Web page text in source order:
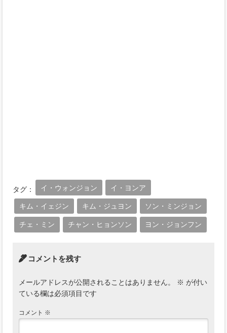
タグ： イ・ウォンジョン イ・ヨンア
キム・イェジン キム・ジュヨン ソン・ミンジョン
チェ・ミン チャン・ヒョンソン ヨン・ジョンフン
コメントを残す
メールアドレスが公開されることはありません。 ※ が付い
ている欄は必須項目です
コメント ※